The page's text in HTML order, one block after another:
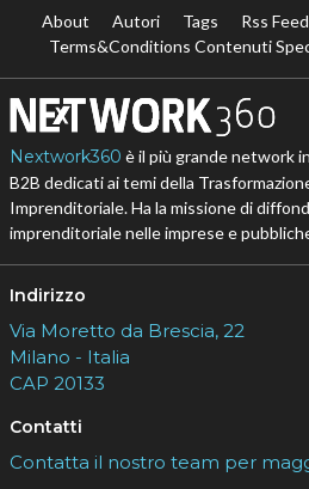
About Autori Tags Rss Feed
Terms&Conditions Contenuti
Nextwork360 è il più grande network
B2B dedicati ai temi della
Imprenditoriale. Ha la missione di
imprenditoriale nelle imprese e
Indirizzo
Via Moretto da Brescia, 22
Milano - Italia
CAP 20133
Contatti
Contatta il nostro team per